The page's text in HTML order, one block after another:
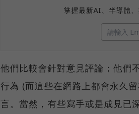
掌握最新AI、半導體
他們比較會針對意見評論；他們
行為 (而這些在網路上都會永久
言。當然，有些寫手或是成見已